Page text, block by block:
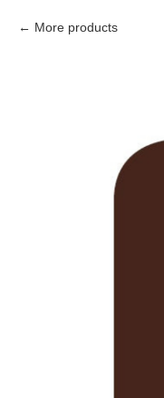
More products